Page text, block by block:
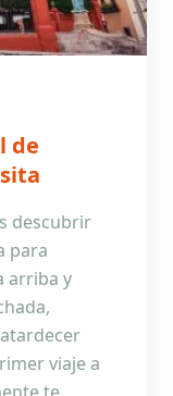
de
descubrir
para
arriba y
viaje a